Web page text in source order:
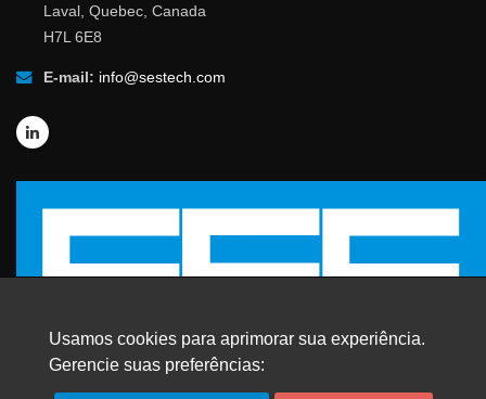
Laval, Quebec, Canada
H7L 6E8
E-mail: info@sestech.com
Usamos cookies para aprimorar sua experiência.
Gerencie suas preferências: